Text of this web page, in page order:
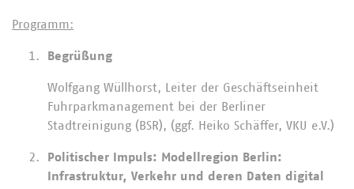
Programm:
Begrüßung
Wolfgang Wüllhorst, Leiter der Geschäftseinheit
Fuhrparkmanagement bei der Berliner
Stadtreinigung (BSR), (ggf. Heiko Schäffer, VKU e.V.)
Politischer Impuls: Modellregion Berlin:
Infrastruktur, Verkehr und deren Daten digital